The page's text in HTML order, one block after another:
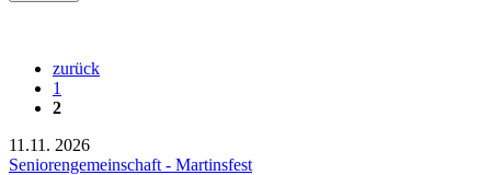
zurück
1
2
11.11. 2026
Seniorengemeinschaft - Martinsfest